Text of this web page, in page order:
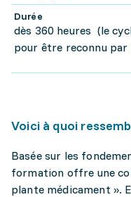
Durée
dès 360 heures (le
pour être reconnu par
Voici à quoi
Basée sur les
formation offre une
plante médicament ».